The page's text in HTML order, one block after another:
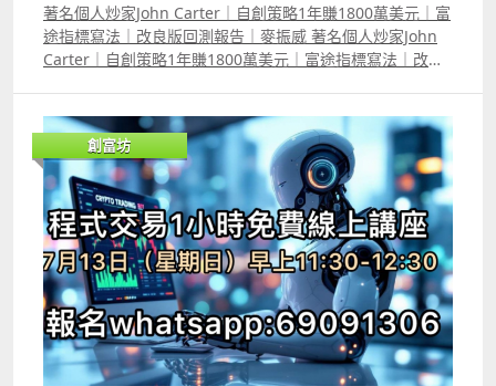
著名個人炒家John Carter｜自創策略1年賺1800萬美元｜富
途指標寫法｜改良版回測報告｜麥振威 著名個人炒家John
Carter｜自創策略1年賺1800萬美元｜富途指標寫法｜改良
詳細講解他的交易策略，以及教大家如何在富途平台把策略
寫成指標。 另影片提供John Carter 交易策略改良版的回測
報告，Patreon 會員及Youtube高級會員可選擇使用這個我
們提供的改良版策略backtest 及autotrade。
創富坊